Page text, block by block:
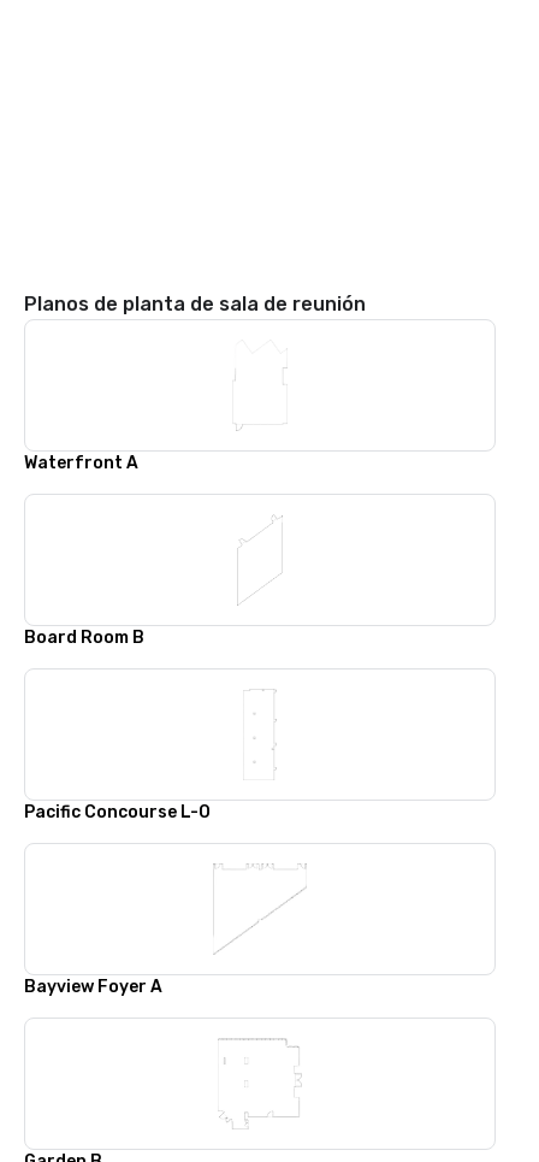
Planos de planta de sala de reunión
Waterfront A
Board Room B
Pacific Concourse L-O
Bayview Foyer A